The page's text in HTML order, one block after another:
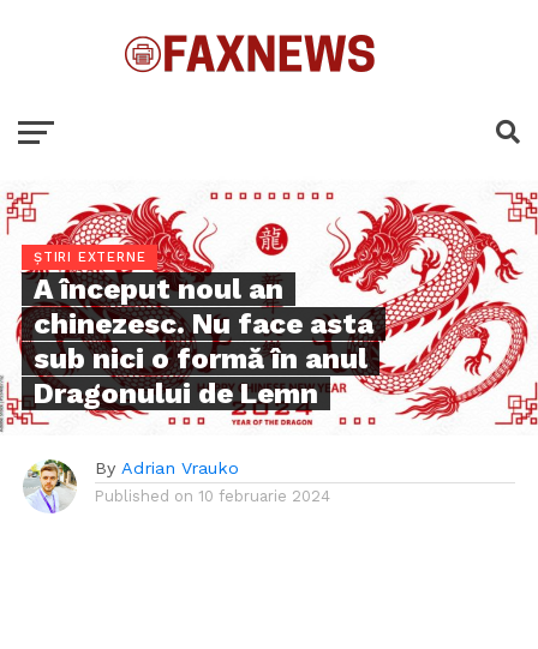
ȘTIRI EXTERNE
A început noul an
chinezesc. Nu face asta
sub nici o formă în anul
Dragonului de Lemn
By Adrian Vrauko
Published on 10 februarie 2024